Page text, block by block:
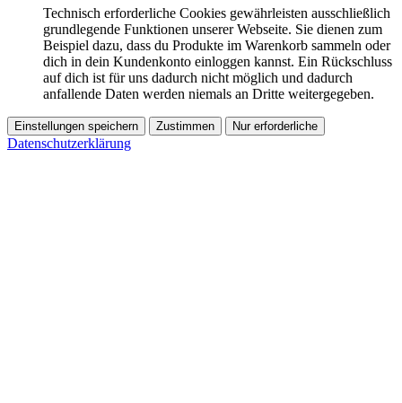
Technisch erforderliche Cookies gewährleisten ausschließlich
grundlegende Funktionen unserer Webseite. Sie dienen zum
Beispiel dazu, dass du Produkte im Warenkorb sammeln oder
dich in dein Kundenkonto einloggen kannst. Ein Rückschluss
auf dich ist für uns dadurch nicht möglich und dadurch
anfallende Daten werden niemals an Dritte weitergegeben.
Einstellungen speichern Zustimmen Nur erforderliche
Datenschutzerklärung